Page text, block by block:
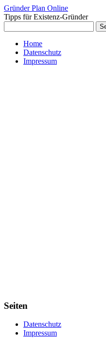
Gründer Plan Online
Tipps für Existenz-Gründer
Home
Datenschutz
Impressum
Seiten
Datenschutz
Impressum